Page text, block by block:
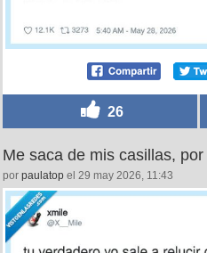
26
Me saca de mis casillas,
por paulatop el 29 may 2026, 11:43